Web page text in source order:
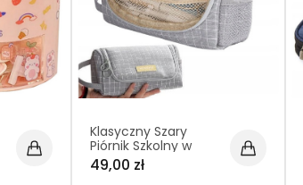
Klasyczny Szary
Piórnik Szkolny w
Kratę (C015)
49,00 zł